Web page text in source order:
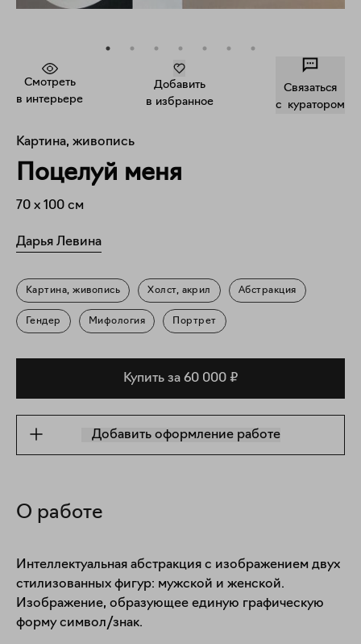
Смотреть
в интерьере
Добавить
в избранное
Связаться
c куратором
Картина, живопись
Поцелуй меня
70 x 100 см
Дарья Левина
Картина, живопись Холст, акрил Абстракция
Гендер Мифология Портрет
Купить за 60 000 ₽
Добавить оформление работе
О работе
Интеллектуальная абстракция с изображением двух
стилизованных фигур: мужской и женской.
Изображение, образующее единую графическую
форму символ/знак.